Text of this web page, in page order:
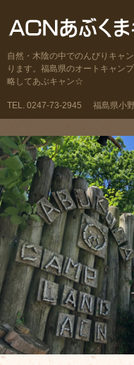
自然・木陰の中でのんびりキャ
ります。福島県のオートキャン
略してあぶキャン☆
TEL. 0247-73-2945 福島県小